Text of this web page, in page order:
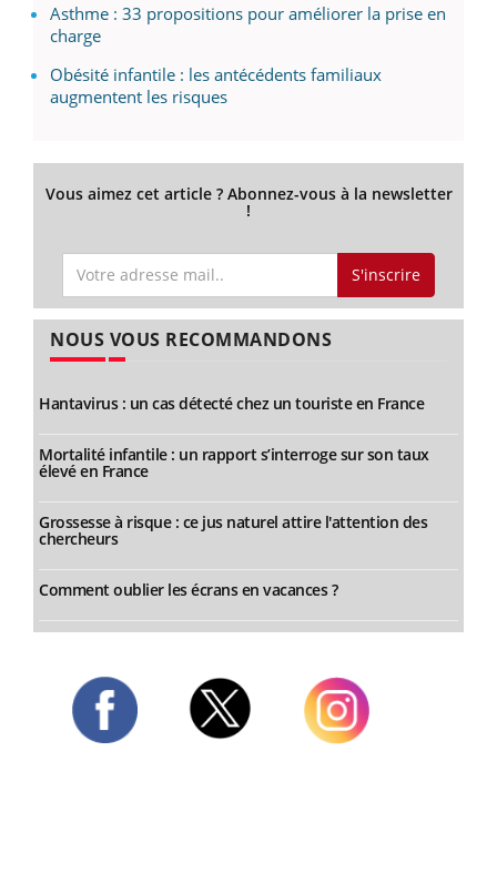
Asthme : 33 propositions pour améliorer la prise en
charge
Obésité infantile : les antécédents familiaux
augmentent les risques
Vous aimez cet article ? Abonnez-vous à la newsletter
!
S'inscrire
NOUS VOUS RECOMMANDONS
Hantavirus : un cas détecté chez un touriste en France
Mortalité infantile : un rapport s’interroge sur son taux
élevé en France
Grossesse à risque : ce jus naturel attire l'attention des
chercheurs
Comment oublier les écrans en vacances ?